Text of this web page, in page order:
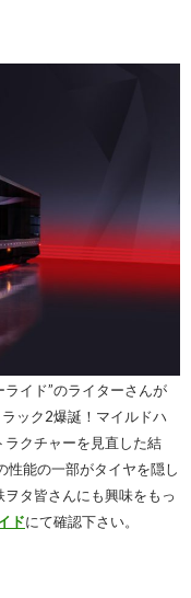
イド”のライターさんが
ック2爆誕！マイルドハ
クチャーを見直した結
能の一部がタイヤを隠し
タ皆さんにも興味をもっ
ドにて確認下さい。